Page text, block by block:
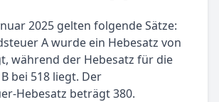
2025 gelten folgende Sätze:
A wurde ein Hebesatz von
während der Hebesatz für die
bei 518 liegt. Der
Hebesatz beträgt 380.